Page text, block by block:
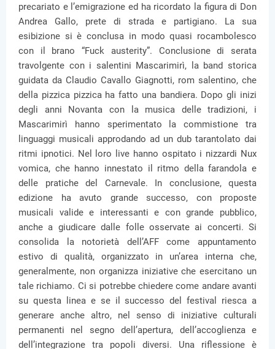
precariato e l’emigrazione ed ha ricordato la figura di Don
Andrea Gallo, prete di strada e partigiano. La sua
esibizione si è conclusa in modo quasi rocambolesco
con il brano “Fuck austerity”. Conclusione di serata
travolgente con i salentini Mascarimirì, la band storica
guidata da Claudio Cavallo Giagnotti, rom salentino, che
della pizzica pizzica ha fatto una bandiera. Dopo gli inizi
degli anni Novanta con la musica delle tradizioni, i
Mascarimirì hanno sperimentato la commistione tra
linguaggi musicali approdando ad un dub tarantolato dai
ritmi ipnotici. Nel loro live hanno ospitato i nizzardi Nux
vomica, che hanno innestato il ritmo della farandola e
delle pratiche del Carnevale. In conclusione, questa
edizione ha avuto grande successo, con proposte
musicali valide e interessanti e con grande pubblico,
anche a giudicare dalle folle osservate ai concerti. Si
consolida la notorietà dell’AFF come appuntamento
estivo di qualità, organizzato in un’area interna che,
generalmente, non organizza iniziative che esercitano un
tale richiamo. Ci si potrebbe chiedere come andare avanti
su questa linea e se il successo del festival riesca a
generare anche altro, nel senso di iniziative culturali
permanenti nel segno dell’apertura, dell’accoglienza e
dell’integrazione tra popoli diversi. Una riflessione è